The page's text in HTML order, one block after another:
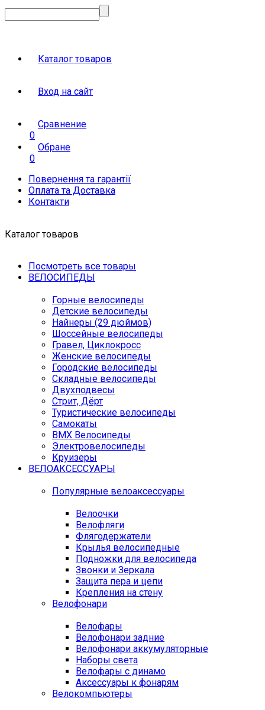
Каталог товаров
Вход на сайт
Сравнение
0
Обране
0
Повернення та гарантії
Оплата та Доставка
Контакти
Каталог товаров
Посмотреть все товары
ВЕЛОСИПЕДЫ
Горные велосипеды
Детские велосипеды
Найнеры (29 дюймов)
Шоссейные велосипеды
Гравел, Циклокросс
Женские велосипеды
Городcкие велосипеды
Складные велосипеды
Двухподвесы
Стрит, Дёрт
Туристические велосипеды
Самокаты
BMX Велосипеды
Электровелосипеды
Круизеры
ВЕЛОАКСЕССУАРЫ
Популярные велоаксессуары
Велоочки
Велофляги
Флягодержатели
Крылья велосипедные
Подножки для велосипеда
Звонки и Зеркала
Защита пера и цепи
Крепления на стену
Велофонари
Велофары
Велофонари задние
Велофонари аккумуляторные
Наборы света
Велофары с динамо
Аксессуары к фонарям
Велокомпьютеры